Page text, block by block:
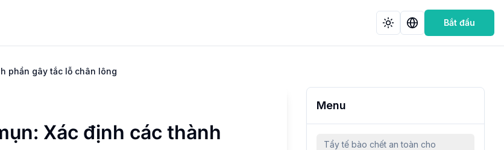
Bắt đầu
phần gây tắc lỗ chân lông
Xác định các thành
Menu
Tẩy tế bào chết an toàn cho